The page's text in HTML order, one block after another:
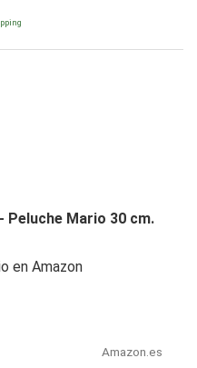
Peluche Mario 30 cm.
en Amazon
Amazon.es